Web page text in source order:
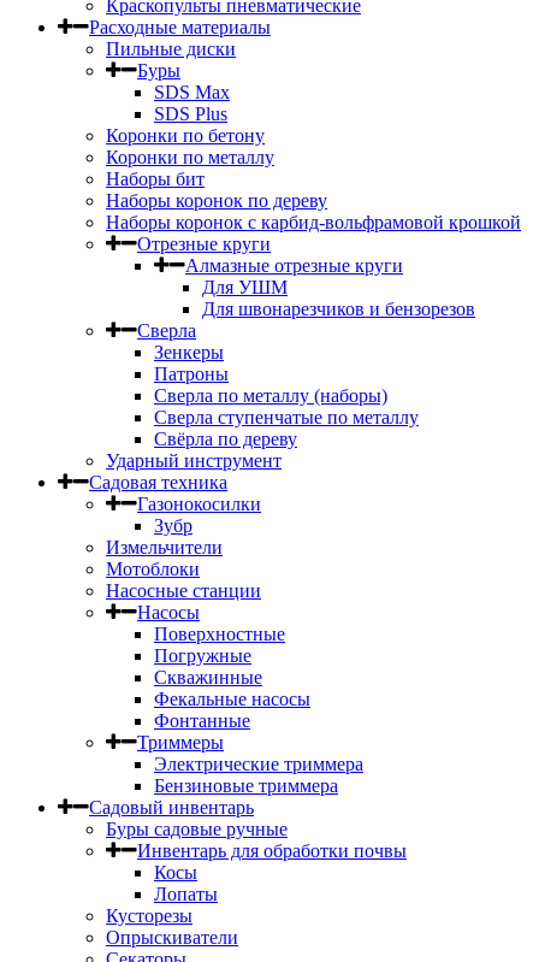
Краскопульты пневматические
Расходные материалы
Пильные диски
Буры
SDS Max
SDS Plus
Коронки по бетону
Коронки по металлу
Наборы бит
Наборы коронок по дереву
Наборы коронок с карбид-вольфрамовой крошкой
Отрезные круги
Алмазные отрезные круги
Для УШМ
Для швонарезчиков и бензорезов
Сверла
Зенкеры
Патроны
Сверла по металлу (наборы)
Сверла ступенчатые по металлу
Свёрла по дереву
Ударный инструмент
Садовая техника
Газонокосилки
Зубр
Измельчители
Мотоблоки
Насосные станции
Насосы
Поверхностные
Погружные
Скважинные
Фекальные насосы
Фонтанные
Триммеры
Электрические триммера
Бензиновые триммера
Садовый инвентарь
Буры садовые ручные
Инвентарь для обработки почвы
Косы
Лопаты
Кусторезы
Опрыскиватели